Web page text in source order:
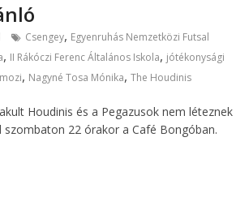
Csengey, Egyenruhás Nemzetközi Futsal
, II Rákóczi Ferenc Általános Iskola, jótékonysági
mozi, Nagyné Tosa Mónika,The Houdinis
Houdinis és a Pegazusok nem léteznek
szombaton 22 órakor a Café Bongóban.